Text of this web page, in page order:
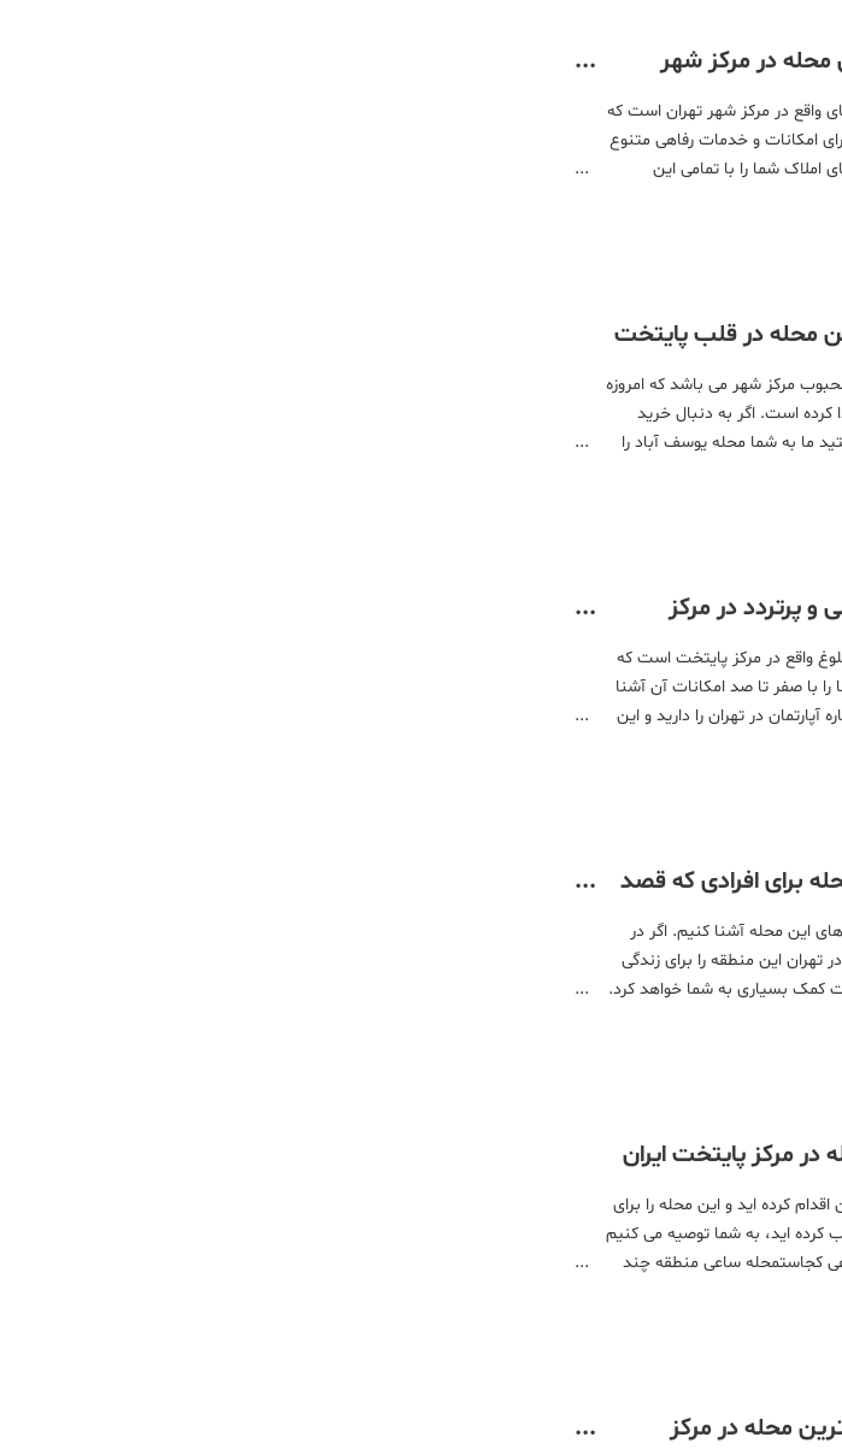
محله در مرکز شهر
واقع در مرکز شهر تهران است که
امکانات و خدمات رفاهی متنوع
املاک شما را با تمامی این
محله در قلب پایتخت
مرکز شهر می باشد که امروزه
است. اگر به دنبال خرید
ما به شما محله یوسف آباد را
و پرتردد در مرکز
واقع در مرکز پایتخت است که
با صفر تا صد امکانات آن آشنا
آپارتمان در تهران را دارید و این
برای افرادی که قصد
این محله آشنا کنیم. اگر در
تهران این منطقه را برای زندگی
کمک بسیاری به شما خواهد کرد.
مرکز پایتخت ایران
اقدام کرده اید و این محله را برای
کرده اید، به شما توصیه می کنیم
کجاستمحله ساعی منطقه چند
محله در مرکز